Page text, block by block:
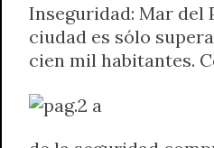
a
t
s
p
l
e
g
a
i
t
t
c
e
b
s
s
e
r
p
y
L
Inseguridad: Mar del
ciudad es sólo
cien mil habitantes.